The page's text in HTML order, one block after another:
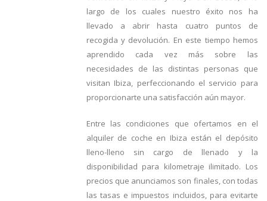
largo de los cuales nuestro éxito nos ha
llevado a abrir hasta cuatro puntos de
recogida y devolución. En este tiempo hemos
aprendido cada vez más sobre las
necesidades de las distintas personas que
visitan Ibiza, perfeccionando el servicio para
proporcionarte una satisfacción aún mayor.
Entre las condiciones que ofertamos en el
alquiler de coche en Ibiza están el depósito
lleno-lleno sin cargo de llenado y la
disponibilidad para kilometraje ilimitado. Los
precios que anunciamos son finales, con todas
las tasas e impuestos incluidos, para evitarte